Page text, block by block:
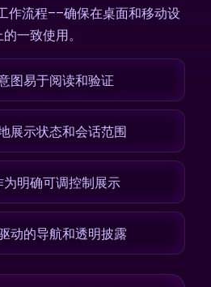
作流程——确保在桌面和移动设
一致使用。
图易于阅读和验证
展示状态和会话范围
为明确可调控制展示
动的导航和透明披露